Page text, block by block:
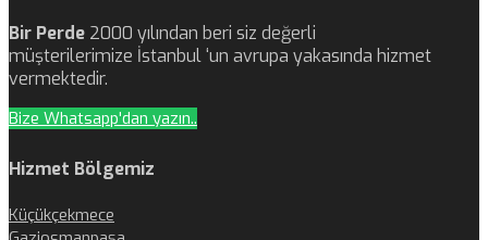
Bir Perde 2000 yılından beri siz değerli
müşterilerimize İstanbul ‘un avrupa yakasında hizmet
vermektedir.
Bize Whatsapp'dan yazın..
Hizmet Bölgemiz
Küçükçekmece